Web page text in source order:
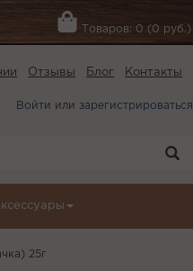
Товаров: 0 (0 руб.)
Отзывы Блог Контакты
Войти или зарегистрироваться
25г